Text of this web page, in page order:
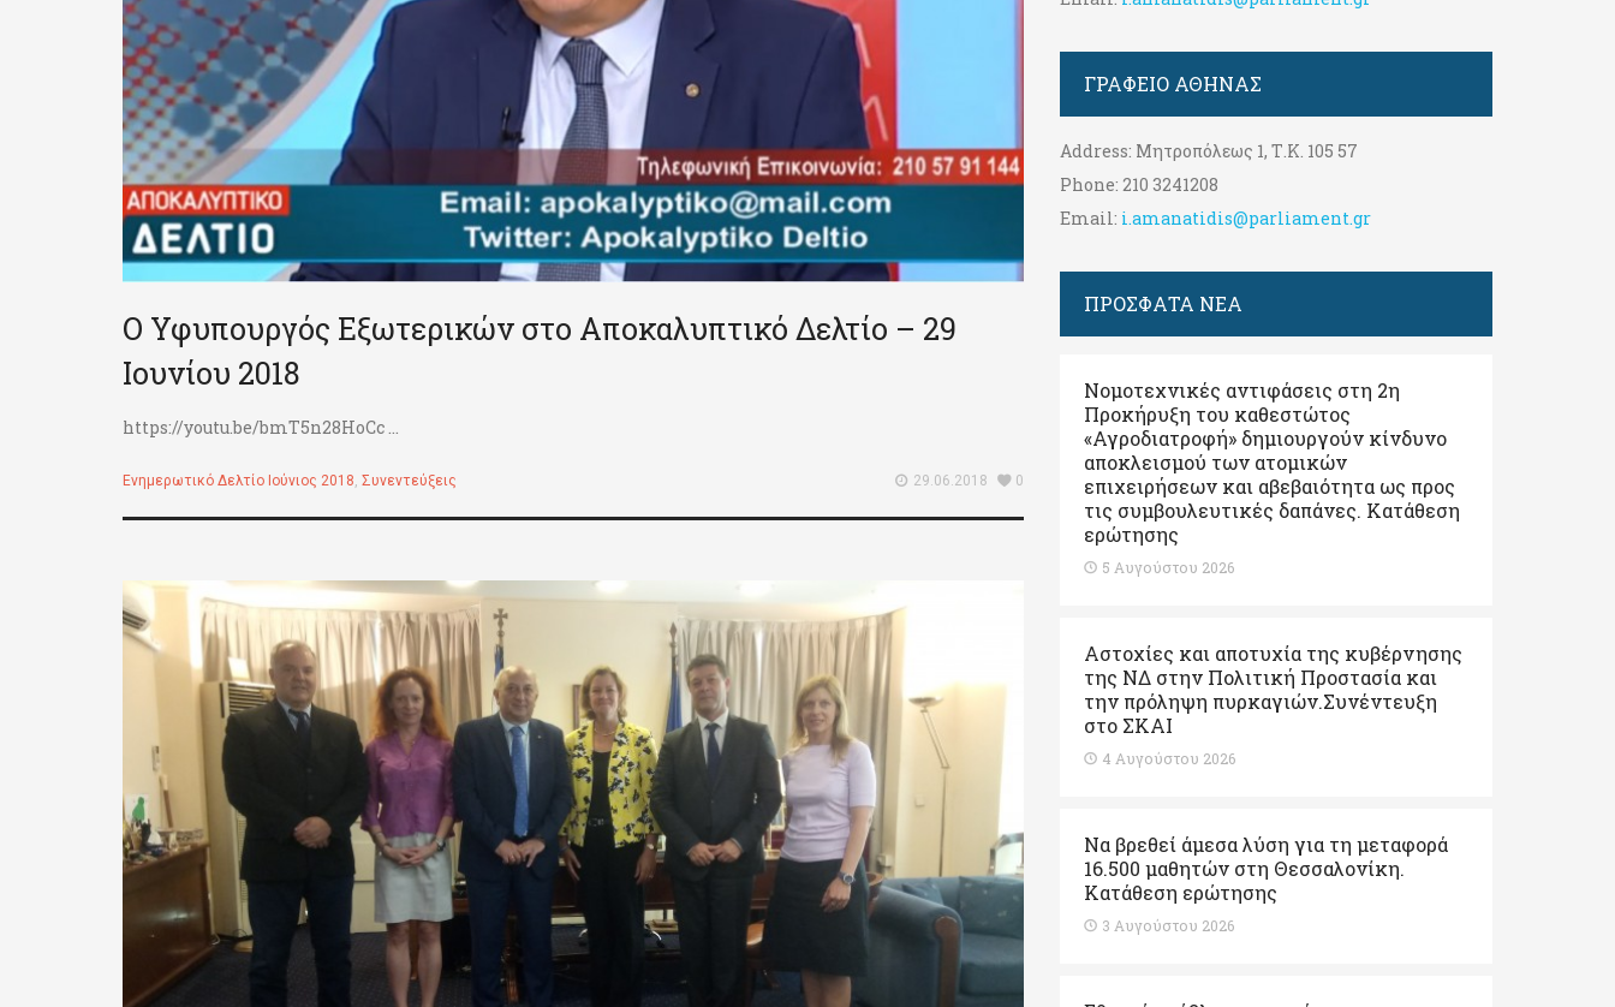
Ο Υφυπουργός Εξωτερικών στο Αποκαλυπτικό Δελτίο – 29
Ιουνίου 2018
https://youtu.be/bmT5n28HoCc ...
Ενημερωτικό Δελτίο Ιούνιος 2018, Συνεντεύξεις 29.06.2018 0
ΓΡΑΦΕΊΟ ΑΘΉΝΑΣ
Address: Μητροπόλεως 1, Τ.Κ. 105 57
Phone: 210 3241208
Email: i.amanatidis@parliament.gr
ΠΡΟΣΦΑΤΑ ΝΕΑ
Νομοτεχνικές αντιφάσεις στη 2η
Προκήρυξη του καθεστώτος
«Αγροδιατροφή» δημιουργούν κίνδυνο
αποκλεισμού των ατομικών
επιχειρήσεων και αβεβαιότητα ως προς
τις συμβουλευτικές δαπάνες. Κατάθεση
ερώτησης
5 Αυγούστου 2026
Αστοχίες και αποτυχία της κυβέρνησης
της ΝΔ στην Πολιτική Προστασία και
την πρόληψη πυρκαγιών.Συνέντευξη
στο ΣΚΑΙ
4 Αυγούστου 2026
Να βρεθεί άμεσα λύση για τη μεταφορά
16.500 μαθητών στη Θεσσαλονίκη.
Κατάθεση ερώτησης
3 Αυγούστου 2026